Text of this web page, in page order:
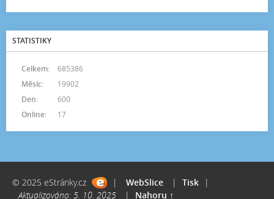
STATISTIKY
Online: 17
Celkem:
685386
Měsíc:
19902
Den:
600
© 2025 eStránky.cz | WebSlice | Tisk
|
Aktualizováno: 5. 10. 2025
| Nahoru ↑